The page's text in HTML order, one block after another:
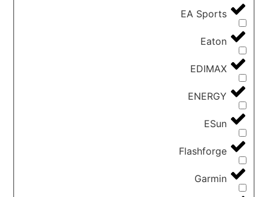
EA Sports
Eaton
EDIMAX
ENERGY
ESun
Flashforge
Garmin